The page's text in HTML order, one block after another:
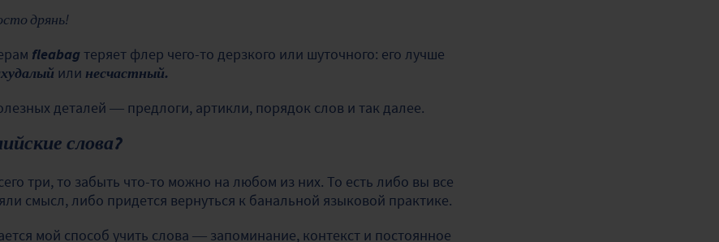
дрянь!
fleabag теряет флер чего-то дерзкого или шуточного: его лучше
или несчастный.
деталей — предлоги, артикли, порядок слов и так далее.
слова?
три, то забыть что-то можно на любом из них. То есть либо вы все
смысл, либо придется вернуться к банальной языковой практике.
мой способ учить слова — запоминание, контекст и постоянное